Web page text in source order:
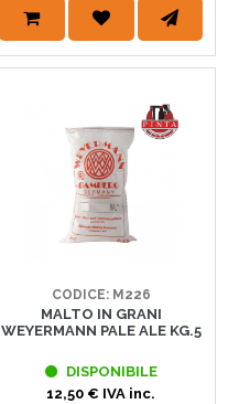
CODICE: M226
MALTO IN GRANI
WEYERMANN PALE ALE KG.5
DISPONIBILE
12,50 € IVA inc.